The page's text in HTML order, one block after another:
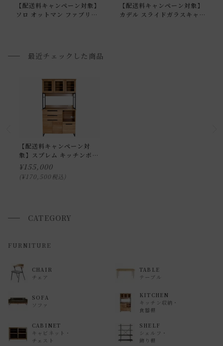
下さい。
上記対応が難しい場合は、搬入・組み立て・設置を行う「 開
開梱設置配送の場合、お品物をお客様のお部屋までお届け
し、専用スタッフが商品の組み立てを行います。
開梱設置を選択された場合は代金引換はご利用頂けません。
プルダウンからお住まいの地域の「開梱設置送料」をお選び
頂き、ご注文下さい。
配送方法に関しては「
わせ下さい。
返品・交換について
ご覧ください。
【配送料キャンペーン対象】
ソロ オットマン ファブリッ
【配送料キャンペーン対象】
カデル スライドガラスキャビ
最近チェックした商品
【配送料キャンペーン対
象】スプレム キッチンボー
ド 1000 [直営店限定]
¥155,000
¥170,500 税込
CATEGORY
FURNITURE
CHAIR
チェア
TABLE
テーブル
SOFA
ソファ
KITCHEN
キッチン収納・
食器棚
CABINET
キャビネット・
チェスト
SHELF
シェルフ・
飾り棚